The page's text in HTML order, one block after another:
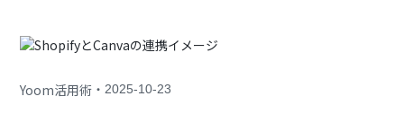
Yoom活用術 ・2025-10-23